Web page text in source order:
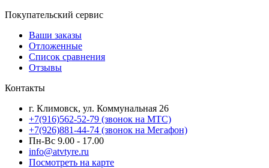
Покупательский сервис
Ваши заказы
Отложенные
Список сравнения
Отзывы
Контакты
г. Климовск, ул. Коммунальная 26
+7(916)562-52-79 (звонок на МТС)
+7(926)881-44-74 (звонок на Мегафон)
Пн-Вс 9.00 - 17.00
info@atvtyre.ru
Посмотреть на карте